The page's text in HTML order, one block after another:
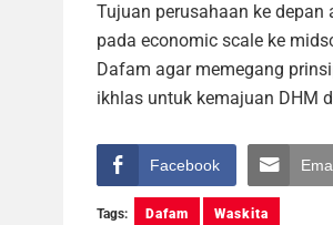
Tujuan perusahaan ke
pada economic scale ke
Dafam agar memegang
ikhlas untuk kemajuan DHM
Facebook
Tags: Dafam Waskita